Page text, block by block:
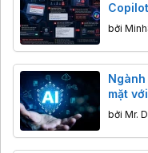
khoản
bởi
mặt
bởi Mr.